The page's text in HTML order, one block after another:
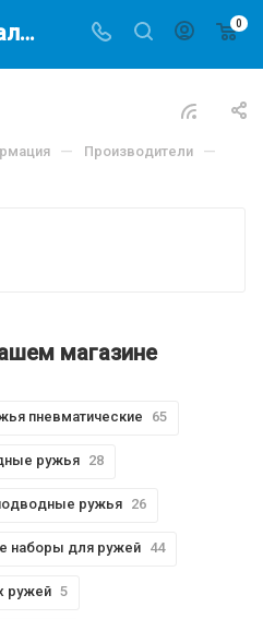
Salvimar официальный сайт дилера Водолаз.РФ - купить в Москве снаряжение Salvimar - 0
— Производители —
магазине
пневматические 65
ружья 28
ружья 26
наборы для ружей 44
ружей 5